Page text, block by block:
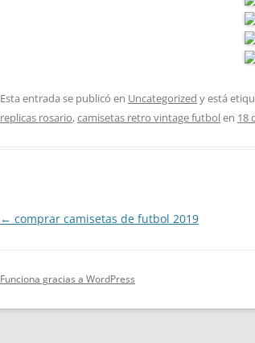
Esta entrada se publicó en Uncategorized y está
replicas rosario,camisetas retro vintage futbolen 18
Navegación
← comprar camisetas de futbol 2019
Funciona gracias a WordPress